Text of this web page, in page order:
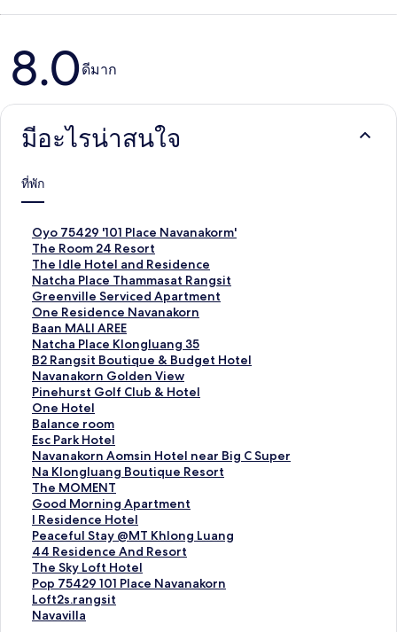
รีวิว
8.0ดีมาก
มีอะไรน่าสนใจ
ที่พัก
Oyo 75429 '101 Place Navanakorm'
ลิ
ง
ก์
ม
า
ต
ร
ฐ
า
น
สำ
ห
รั
บ
O
y
o
7
5
4
2
9
'
1
0
The Room 24 Resort
ลิ
ง
ก์
ม
า
ต
ร
ฐ
า
น
สำ
ห
รั
บ
T
h
e
R
o
o
m
2
4
R
The Idle Hotel and Residence
ลิ
ง
ก์
ม
า
ต
ร
ฐ
า
น
สำ
ห
รั
บ
T
h
e
I
d
l
e
H
o
Natcha Place Thammasat Rangsit
ลิ
ง
ก์
ม
า
ต
ร
ฐ
า
น
สำ
ห
รั
บ
N
a
t
c
h
a
P
l
Greenville Serviced Apartment
ลิ
ง
ก์
ม
า
ต
ร
ฐ
า
น
สำ
ห
รั
บ
G
r
e
e
n
v
i
One Residence Navanakorn
ลิ
ง
ก์
ม
า
ต
ร
ฐ
า
น
สำ
ห
รั
บ
O
n
e
R
e
s
Baan MALI AREE
ลิ
ง
ก์
ม
า
ต
ร
ฐ
า
น
สำ
ห
รั
บ
B
a
a
n
M
Natcha Place Klongluang 35
ลิ
ง
ก์
ม
า
ต
ร
ฐ
า
น
สำ
ห
รั
บ
N
a
t
c
B2 Rangsit Boutique & Budget Hotel
ลิ
ง
ก์
ม
า
ต
ร
ฐ
า
น
สำ
ห
รั
บ
B
2
R
Navanakorn Golden View
ลิ
ง
ก์
ม
า
ต
ร
ฐ
า
น
สำ
ห
รั
บ
N
a
Pinehurst Golf Club & Hotel
ลิ
ง
ก์
ม
า
ต
ร
ฐ
า
น
สำ
ห
รั
บ
P
One Hotel
ลิ
ง
ก์
ม
า
ต
ร
ฐ
า
น
สำ
ห
รั
บ
Balance room
ลิ
ง
ก์
ม
า
ต
ร
ฐ
า
น
สำ
ห
รั
Esc Park Hotel
ลิ
ง
ก์
ม
า
ต
ร
ฐ
า
น
สำ
ห
Navanakorn Aomsin Hotel near Big C Super
ลิ
ง
ก์
ม
า
ต
ร
ฐ
า
น
สำ
Na Klongluang Boutique Resort
ลิ
ง
ก์
ม
า
ต
ร
ฐ
า
น
The MOMENT
ลิ
ง
ก์
ม
า
ต
ร
ฐ
า
Good Morning Apartment
ลิ
ง
ก์
ม
า
ต
ร
ฐ
I Residence Hotel
ลิ
ง
ก์
ม
า
ต
ร
Peaceful Stay @MT Khlong Luang
ลิ
ง
ก์
ม
า
ต
44 Residence And Resort
ลิ
ง
ก์
ม
า
The Sky Loft Hotel
ลิ
ง
ก์
ม
Pop 75429 101 Place Navanakorn
ลิ
ง
ก์
Loft2s.rangsit
ลิ
ง
Navavilla
ลิ